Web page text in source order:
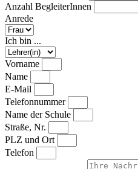
Anzahl BegleiterInnen
Anrede
Ich bin ...
Vorname
Name
E-Mail
Telefonnummer
Name der Schule
Straße, Nr.
PLZ und Ort
Telefon